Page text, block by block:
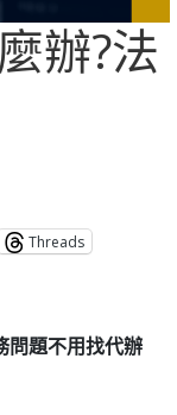
辦?法
Threads
問題不用找代辦